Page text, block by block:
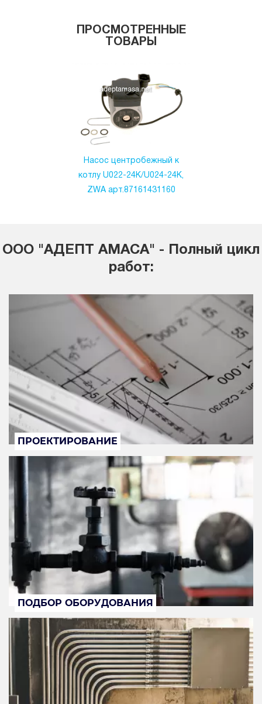
ПРОСМОТРЕННЫЕ
ТОВАРЫ
Насос центробежный к
котлу U022-24K/U024-24K,
ZWA арт.87161431160
ООО "АДЕПТ АМАСА" - Полный цикл
работ:
ПРОЕКТИРОВАНИЕ
ПОДБОР ОБОРУДОВАНИЯ